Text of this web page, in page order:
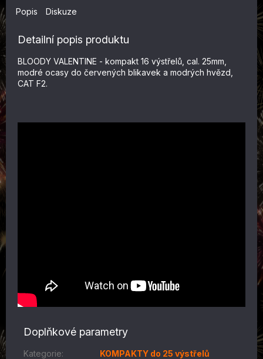
Popis Diskuze
Detailní popis produktu
BLOODY VALENTINE - kompakt 16 výstřelů, cal. 25mm,
modré ocasy do červených blikavek a modrých hvězd,
CAT F2.
Doplňkové parametry
Kategorie:
KOMPAKTY do 25 výstřelů